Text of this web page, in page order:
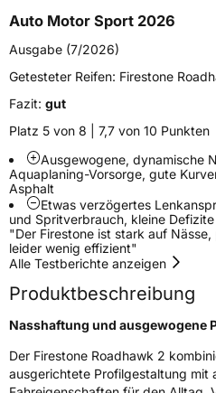
VerstärktXL
ElektroJa
EU Label
Effizienz B
NasshaftungA
Rollgeräusch (Klasse) B
Rollgeräusch (dB)71
FahrzeugklasseC1
Auto Motor Sport 2026
Ausgabe (7/2026)
Getesteter Reifen: Firestone
Fazit: gut
Platz 5 von 8 | 7,7 von 10 Punkten
Ausgewogene, dynamische
Aquaplaning-Vorsorge, gute
Asphalt
Etwas verzögertes
und Spritverbrauch, kleine
"Der Firestone ist stark auf
leider wenig effizient"
Alle Testberichte anzeigen
Produktbeschreibung
Nasshaftung und ausgewogene
Der Firestone Roadhawk 2
ausgerichtete Profilgestaltung mit